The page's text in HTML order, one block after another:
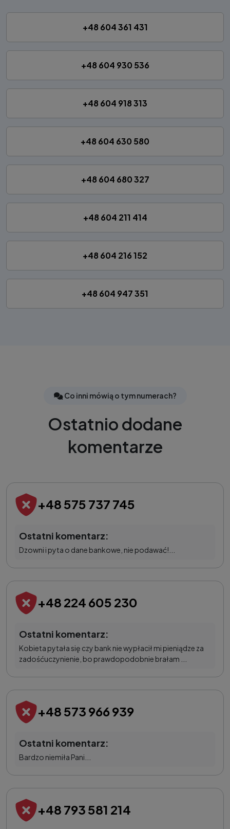
+48 604 361 431
+48 604 930 536
+48 604 918 313
+48 604 630 580
+48 604 680 327
+48 604 211 414
+48 604 216 152
+48 604 947 351
Co inni mówią o tym numerach?
Ostatnio dodane
komentarze
+48 575 737 745
Ostatni komentarz:
Dzowni i pyta o dane bankowe, nie podawać!...
+48 224 605 230
Ostatni komentarz:
Kobieta pytała się czy bank nie wypłacił mi pieniądze za
zadośćuczynienie, bo prawdopodobnie brałam ...
+48 573 966 939
Ostatni komentarz:
Bardzo niemiła Pani...
+48 793 581 214